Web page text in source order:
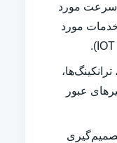
سرعت مورد
خدمات مورد
عبور